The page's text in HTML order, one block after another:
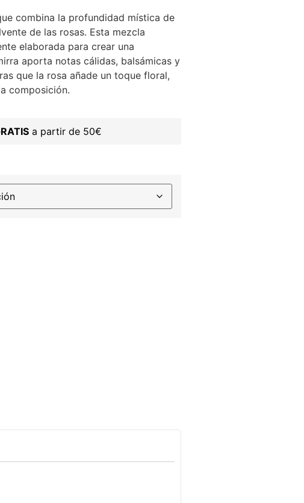
combina la profundidad mística de
de las rosas. Esta mezcla
elaborada para crear una
aporta notas cálidas, balsámicas y
que la rosa añade un toque floral,
composición.
a partir de 50€